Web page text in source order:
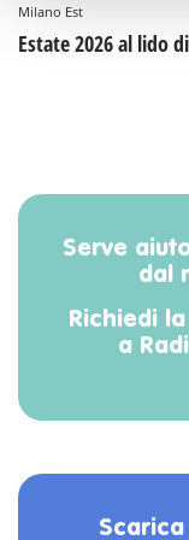
Milano Est
Estate 2026 al lido
Serve
dal
Richiedi
a